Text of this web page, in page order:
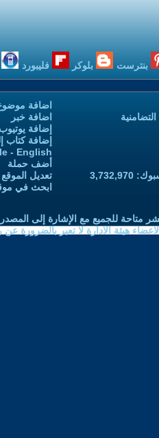
بنترست بلوكر فليبورد
اضافة
اضافة خبر
إضافة
إضافة كتاب
- English
أضف حملة
تعديل
ابحث في
متاحة للجميع مع الإشارة إلى المصدر
هيئة الادارة لا تعبر بالضرورة عن